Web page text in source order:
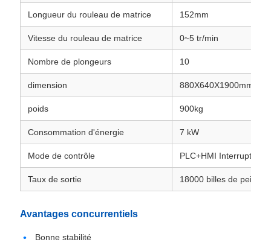
Longueur du rouleau de matrice 152mm
Vitesse du rouleau de matrice 0~5 tr/min
Nombre de plongeurs 10
dimension 880X640X1900mm
poids 900kg
Consommation d'énergie 7 kW
Mode de contrôle PLC+HMI Interrupteur/
Taux de sortie 18000 billes de
Avantages concurrentiels
Bonne stabilité